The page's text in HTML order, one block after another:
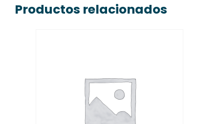
Productos relacionados